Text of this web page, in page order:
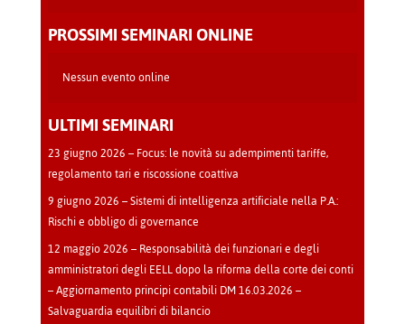
PROSSIMI SEMINARI ONLINE
Nessun evento online
ULTIMI SEMINARI
23 giugno 2026 – Focus: le novità su adempimenti tariffe,
regolamento tari e riscossione coattiva
9 giugno 2026 – Sistemi di intelligenza artificiale nella P.A.:
Rischi e obbligo di governance
12 maggio 2026 – Responsabilità dei funzionari e degli
amministratori degli EELL dopo la riforma della corte dei conti
– Aggiornamento principi contabili DM 16.03.2026 –
Salvaguardia equilibri di bilancio